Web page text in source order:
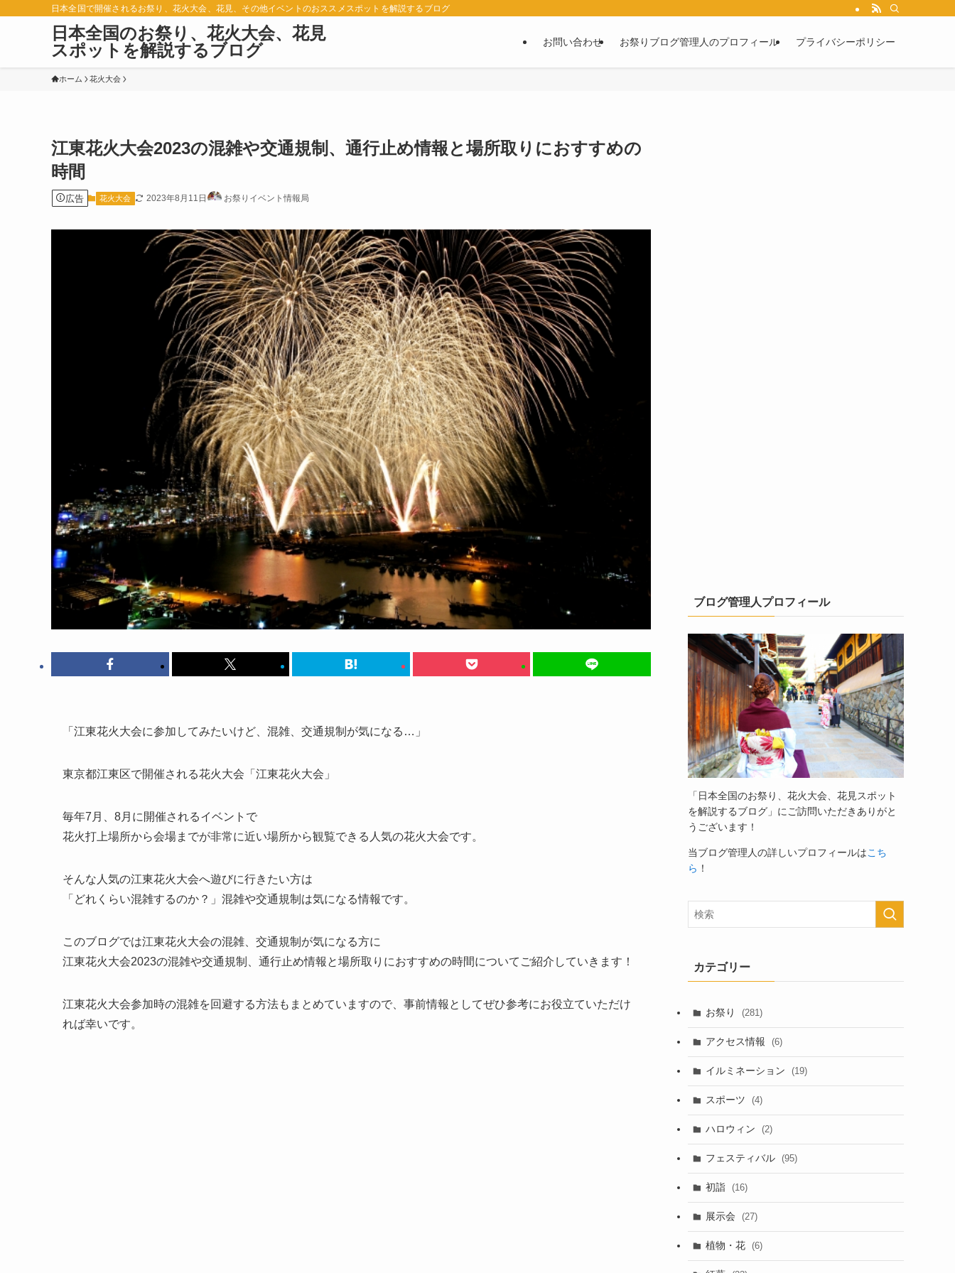
日本全国で開催されるお祭り、花火大会、花見、その他イベントのおススメスポットを解説するブログ
日本全国のお祭り、花火大会、花見
スポットを解説するブログ
お問い合わせ お祭りブログ管理人のプロフィール プライバシーポリシー
ホーム 花火大会
江東花火大会2023の混雑や交通規制、通行止め情報と場所取りにおすすめの
時間
広告 花火大会 2023年8月11日 お祭りイベント情報局
「江東花火大会に参加してみたいけど、混雑、交通規制が気になる…」
東京都江東区で開催される花火大会 「江東花火大会」
毎年7月、8月に開催されるイベントで
花火打上場所から会場までが非常に近い場所から観覧できる人気の花火大会です。
そんな人気の江東花火大会へ遊びに行きたい方は
「どれくらい混雑するのか？」混雑や交通規制は気になる情報です。
このブログでは江東花火大会の混雑、交通規制が気になる方に
江東花火大会2023の混雑や交通規制、通行止め情報と場所取りにおすすめの時間についてご紹介していきます！
江東花火大会参加時の混雑を回避する方法もまとめていますので、事前情報としてぜひ参考にお役立ていただけ
れば幸いです。
ブログ管理人プロフィール
「日本全国のお祭り、花火大会、花見スポット
を解説するブログ」 にご訪問いただきありがと
うございます！
当ブログ管理人の詳しいプロフィールはこち
ら ！
カテゴリー
お祭り (281)
アクセス情報 (6)
イルミネーション (19)
スポーツ (4)
ハロウィン (2)
フェスティバル (95)
初詣 (16)
展示会 (27)
植物・花 (6)